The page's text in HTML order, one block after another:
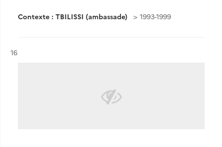
Contexte : TBILISSI (ambassade) 1993-1999
Résultat n°
16